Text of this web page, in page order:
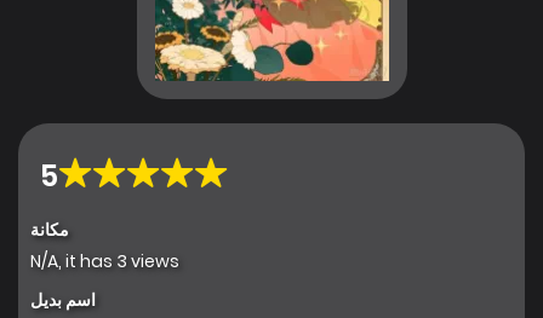
5
مكانة
N/A, it has 3 views
اسم بديل